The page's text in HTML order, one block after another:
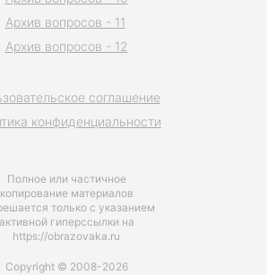
Полное или частичное
копирование материалов
только с указанием
активной гиперссылки на
https://obrazovaka.ru
соглашение
конфиденциальности
Архив вопросов - 11
Архив вопросов - 12
Copyright © 2008-2026